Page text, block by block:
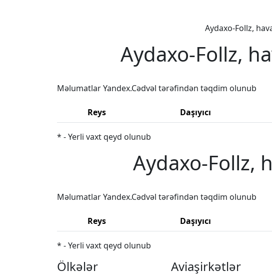
Aydaxo-Follz,
Aydaxo-Follz,
Məlumatlar Yandex.Cədvəl tərəfindən təqdim olunub
Reys Daşıyıcı
* - Yerli vaxt qeyd olunub
Aydaxo-Follz,
Məlumatlar Yandex.Cədvəl tərəfindən təqdim olunub
Reys Daşıyıcı
* - Yerli vaxt qeyd olunub
Ölkələr Aviaşirkətlər